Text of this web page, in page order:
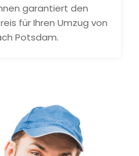
garantiert den
für Ihren Umzug von
Potsdam.